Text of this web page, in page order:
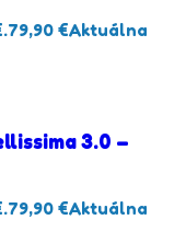
79,90 €Aktuálna
3.0 –
79,90 €Aktuálna